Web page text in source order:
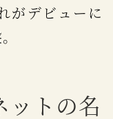
がデビューに
トの名